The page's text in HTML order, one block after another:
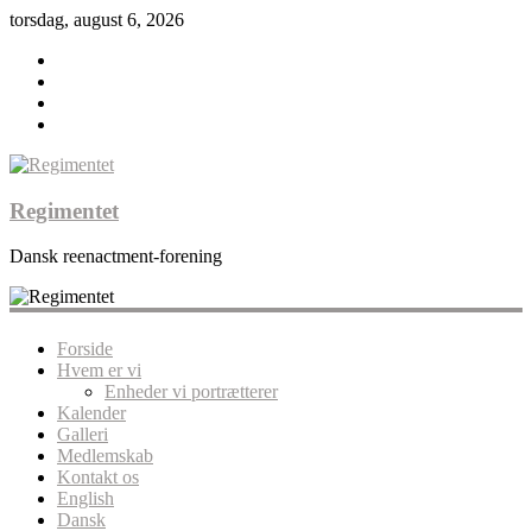
torsdag, august 6, 2026
Regimentet
Dansk reenactment-forening
Forside
Hvem er vi
Enheder vi portrætterer
Kalender
Galleri
Medlemskab
Kontakt os
English
Dansk